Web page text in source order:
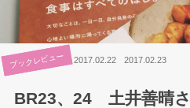
ブックレビュー 2017.02.22 2017.02.23
BR23、24 土井善晴